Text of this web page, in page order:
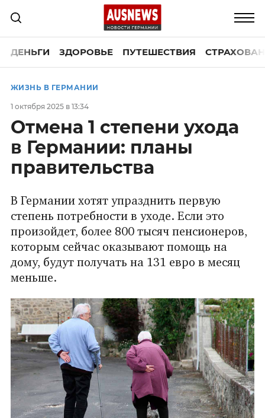
ДЕНЬГИ ЗДОРОВЬЕ ПУТЕШЕСТВИЯ
ЖИЗНЬ В ГЕРМАНИИ
1 октября 2025 в 13:34
Отмена 1 степени ухода
в Германии: планы
правительства
В Германии хотят упразднить первую
степень потребности в уходе. Если это
произойдет, более 800 тысяч пенсионеров,
которым сейчас оказывают помощь на
дому, будут получать на 131 евро в месяц
меньше.